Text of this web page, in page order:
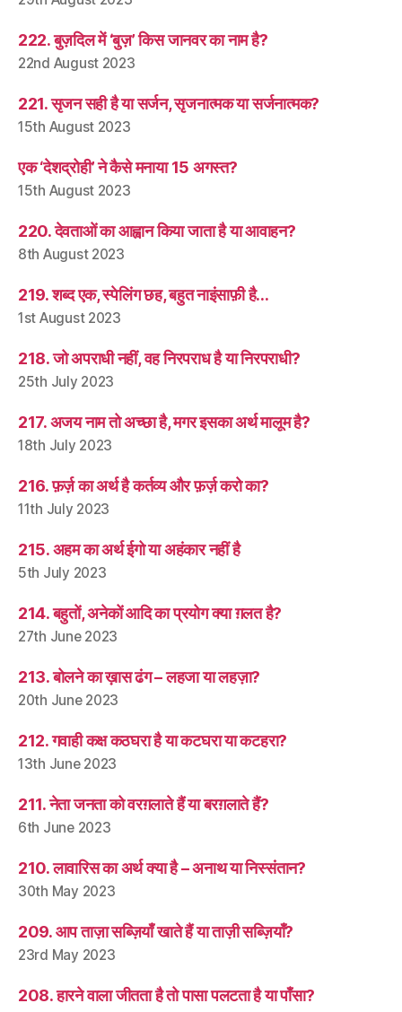
222. बुज़दिल में ‘बुज़’ किस जानवर का नाम है?
22nd August 2023
221. सृजन सही है या सर्जन, सृजनात्मक या सर्जनात्मक?
15th August 2023
एक ‘देशद्रोही’ ने कैसे मनाया 15 अगस्त?
15th August 2023
220. देवताओं का आह्वान किया जाता है या आवाहन?
8th August 2023
219. शब्द एक, स्पेलिंग छह, बहुत नाइंसाफ़ी है…
1st August 2023
218. जो अपराधी नहीं, वह निरपराध है या निरपराधी?
25th July 2023
217. अजय नाम तो अच्छा है, मगर इसका अर्थ मालूम है?
18th July 2023
216. फ़र्ज़ का अर्थ है कर्तव्य और फ़र्ज़ करो का?
11th July 2023
215. अहम का अर्थ ईगो या अहंकार नहीं है
5th July 2023
214. बहुतों, अनेकों आदि का प्रयोग क्या ग़लत है?
27th June 2023
213. बोलने का ख़ास ढंग – लहजा या लहज़ा?
20th June 2023
212. गवाही कक्ष कठघरा है या कटघरा या कटहरा?
13th June 2023
211. नेता जनता को वरग़लाते हैं या बरग़लाते हैं?
6th June 2023
210. लावारिस का अर्थ क्या है – अनाथ या निस्संतान?
30th May 2023
209. आप ताज़ा सब्ज़ियाँ खाते हैं या ताज़ी सब्ज़ियाँ?
23rd May 2023
208. हारने वाला जीतता है तो पासा पलटता है या पाँसा?